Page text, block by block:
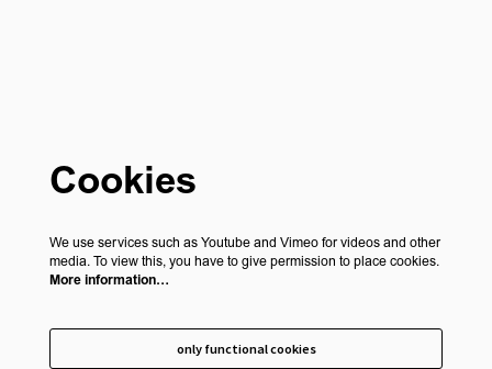
Cookies
We use services such as Youtube and Vimeo for videos and other
media. To view this, you have to give permission to place cookies.
More information…
only functional cookies